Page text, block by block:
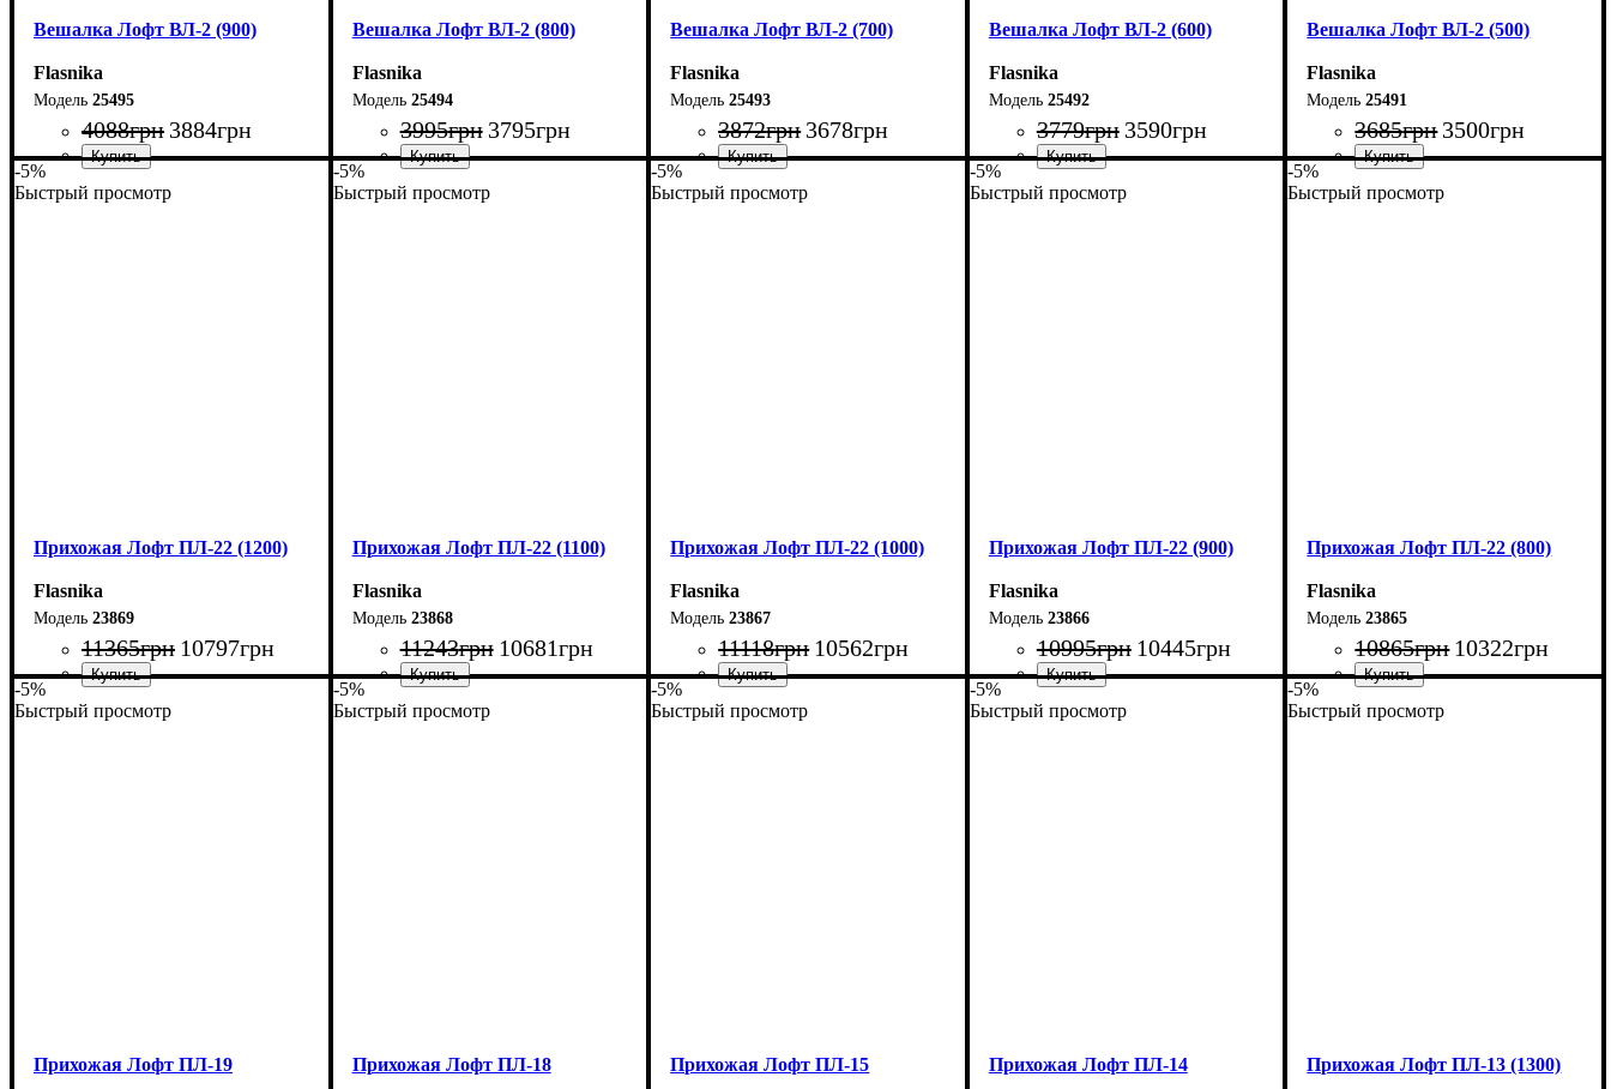
Вешалка Лофт ВЛ-2 (900)
Flasnika
25495
4088грн 3884грн
Вешалка Лофт ВЛ-2 (800)
Flasnika
25494
3995грн 3795грн
Вешалка Лофт ВЛ-2 (700)
Flasnika
25493
3872грн 3678грн
Вешалка Лофт ВЛ-2 (600)
Flasnika
25492
3779грн 3590грн
Вешалка Лофт ВЛ-2 (500)
Flasnika
25491
3685грн 3500грн
-5%
Быстрый просмотр
Прихожая Лофт ПЛ-22 (1200)
Flasnika
23869
11365грн 10797грн
-5%
Быстрый просмотр
Прихожая Лофт ПЛ-22 (1100)
Flasnika
23868
11243грн 10681грн
-5%
Быстрый просмотр
Прихожая Лофт ПЛ-22 (1000)
Flasnika
23867
11118грн 10562грн
-5%
Быстрый просмотр
Прихожая Лофт ПЛ-22 (900)
Flasnika
23866
10995грн 10445грн
-5%
Быстрый просмотр
Прихожая Лофт ПЛ-22 (800)
Flasnika
23865
10865грн 10322грн
-5%
Быстрый просмотр
Прихожая Лофт ПЛ-19
-5%
Быстрый просмотр
Прихожая Лофт ПЛ-18
-5%
Быстрый просмотр
Прихожая Лофт ПЛ-15
-5%
Быстрый просмотр
Прихожая Лофт ПЛ-14
-5%
Быстрый просмотр
Прихожая Лофт ПЛ-13 (1300)